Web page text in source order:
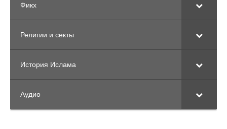
Фикх
Религии и секты
История Ислама
Аудио